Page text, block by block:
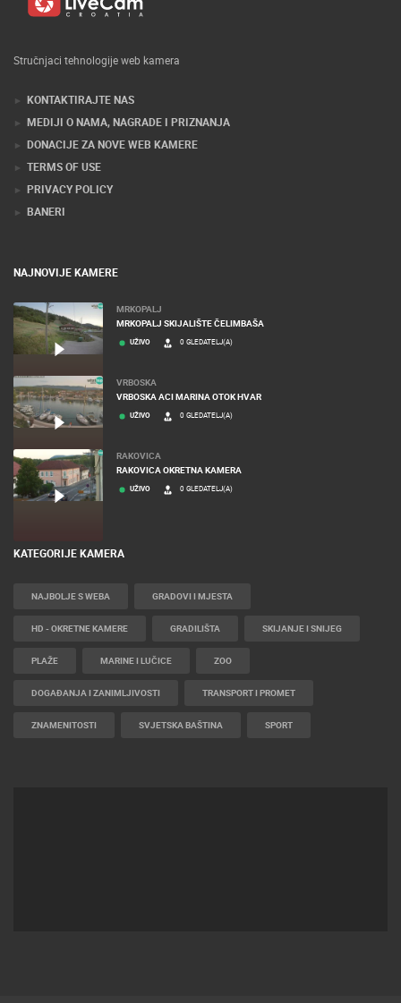
Stručnjaci tehnologije web kamera
KONTAKTIRAJTE NAS
MEDIJI O NAMA, NAGRADE I PRIZNANJA
DONACIJE ZA NOVE WEB KAMERE
TERMS OF USE
PRIVACY POLICY
BANERI
NAJNOVIJE KAMERE
MRKOPALJ
MRKOPALJ SKIJALIŠTE ČELIMBAŠA
UŽIVO 0 GLEDATELJ(A)
VRBOSKA
VRBOSKA ACI MARINA OTOK HVAR
UŽIVO 0 GLEDATELJ(A)
RAKOVICA
RAKOVICA OKRETNA KAMERA
UŽIVO 0 GLEDATELJ(A)
KATEGORIJE KAMERA
NAJBOLJE S WEBA GRADOVI I MJESTA
HD - OKRETNE KAMERE GRADILIŠTA SKIJANJE I SNIJEG
PLAŽE MARINE I LUČICE ZOO
DOGAĐANJA I ZANIMLJIVOSTI TRANSPORT I PROMET
ZNAMENITOSTI SVJETSKA BAŠTINA SPORT